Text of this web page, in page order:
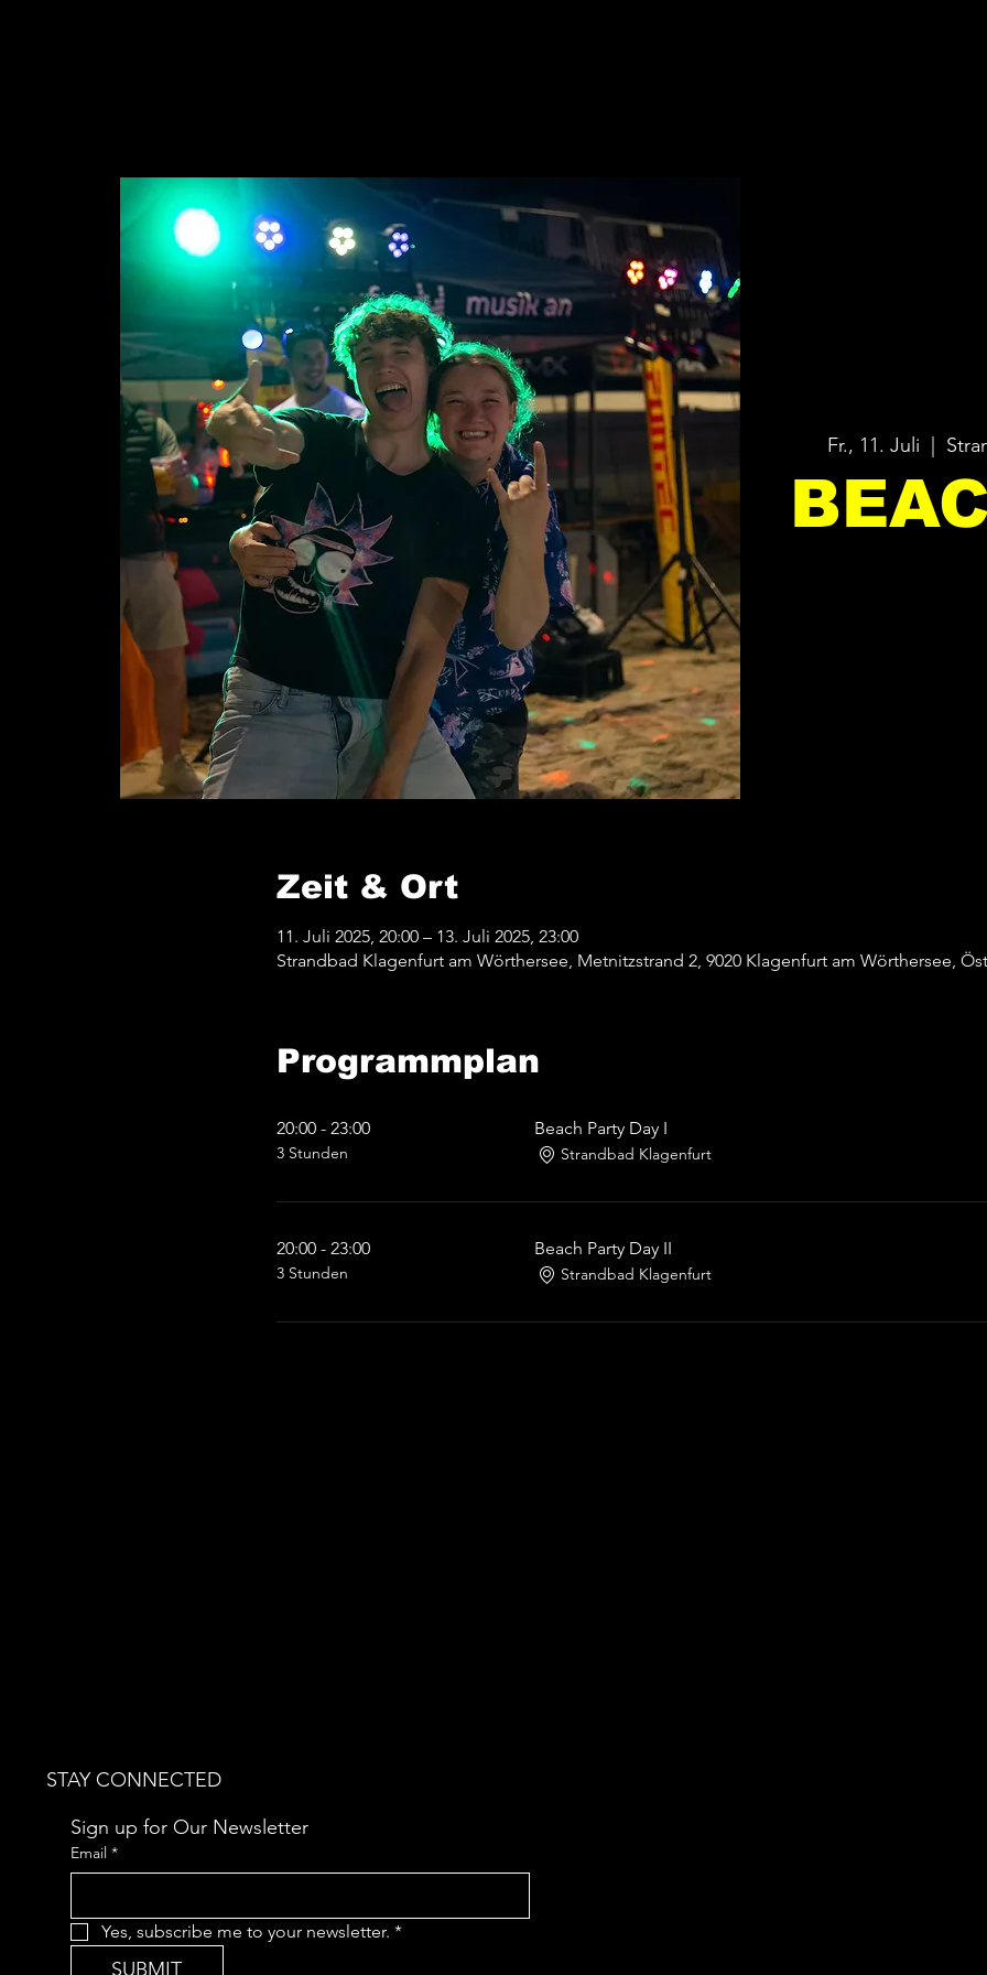
Fr., 11. Juli
Zeit & Ort
11. Juli 2025, 20:00 – 13. Juli 2025, 23:00
Strandbad Klagenfurt am Wörthersee, Metnitzstrand 2, 9020 Klagenfurt am Wörthersee,
Programmplan
20:00 - 23:00
3 Stunden
Beach Party Day I
Strandbad Klagenfurt
20:00 - 23:00
3 Stunden
Beach Party Day II
Strandbad Klagenfurt
STAY CONNECTED
Sign up for Our Newsletter
Email *
Yes, subscribe me to your newsletter. *
SUBMIT